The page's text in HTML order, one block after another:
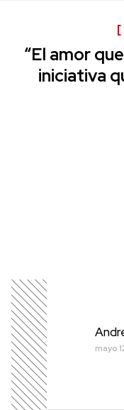
“El amor
iniciativa
mayo